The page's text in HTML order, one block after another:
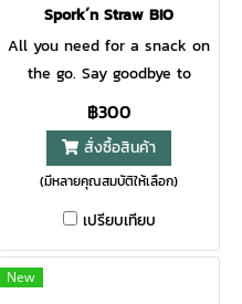
Spork´n Straw BIO
All you need for a snack on
the go. Say goodbye to
disposables.
฿300
สั่งซื้อสินค้า
(มีหลายคุณสมบัติให้เลือก)
เปรียบเทียบ
New